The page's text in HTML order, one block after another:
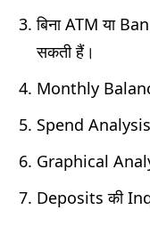
बिना ATM या
सकती हैं।
Monthly
Spend
Graphical
Deposits की